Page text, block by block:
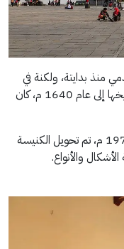
بدايتة، ولكنة في
البداية كان عبارة عن كنيسية تاريخية يرجع تاريخها إلى عام 1640 م، كان
وبعد فترة طويلة من الزمن تحديداً في عام 1975 م، تم تحويل الكنيسة
والأنواع.